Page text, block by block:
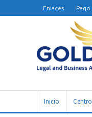
Enlaces Pago
Inicio